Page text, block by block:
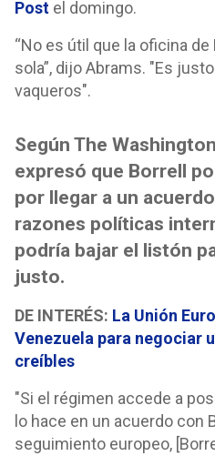
Post el domingo.
“No es útil que la oficina
sola”, dijo Abrams. "Es
vaqueros".
Según The
expresó que Borrell
por llegar a un
razones políticas
podría bajar el listón
justo.
DE INTERÉS: La Unión
Venezuela para negociar
creíbles
"Si el régimen accede a
lo hace en un acuerdo con
seguimiento europeo,